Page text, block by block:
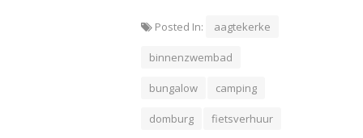
Posted In: aagtekerke
binnenzwembad
bungalow camping
domburg fietsverhuur